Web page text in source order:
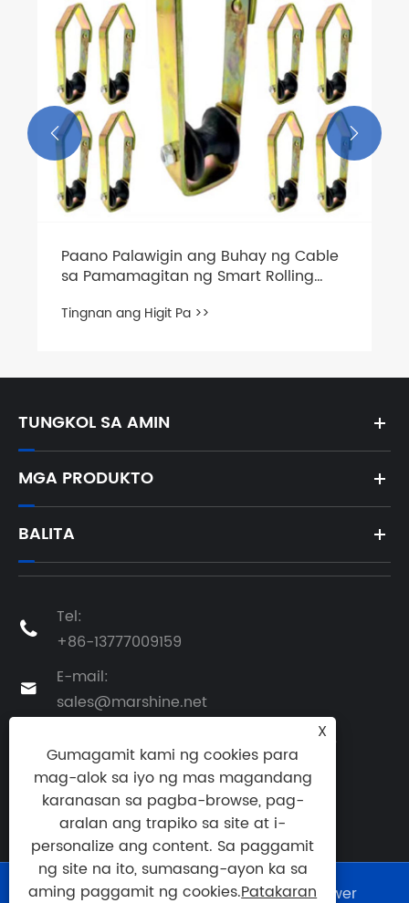
 
TUNGKOL SA AMIN
MGA PRODUKTO
BALITA

Tel:
+86-13777009159

E-mail:
sales@marshine.net
Address: No.1, Changjiang South Road,
Beilun, Ningbo, Zhejiang, China
Copyright © 2025 Ningbo Marshine Power
X
Gumagamit kami ng cookies para
mag-alok sa iyo ng mas magandang
karanasan sa pagba-browse, pag-
aralan ang trapiko sa site at i-
personalize ang content. Sa paggamit
ng site na ito, sumasang-ayon ka sa
aming paggamit ng cookies.Patakaran